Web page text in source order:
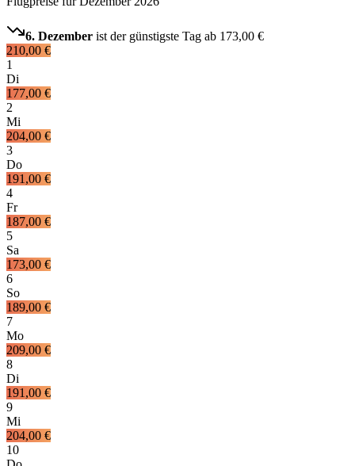
6. Dezember ist der günstigste Tag ab 173,00 €
210,00 €
1
Di
177,00 €
2
Mi
204,00 €
3
Do
191,00 €
4
Fr
187,00 €
5
Sa
173,00 €
6
So
189,00 €
7
Mo
209,00 €
8
Di
191,00 €
9
Mi
204,00 €
10